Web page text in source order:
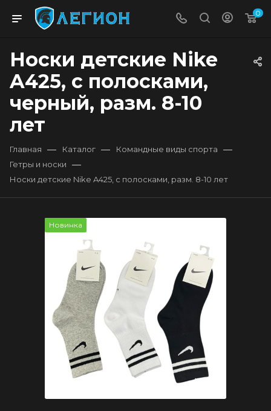
0
Носки детские Nike
A425, с полосками,
черный, разм. 8-10
лет
Главная — Каталог — Командные виды спорта —
Гетры и носки —
Носки детские Nike A425, с полосками, разм. 8-10 лет
Новинка